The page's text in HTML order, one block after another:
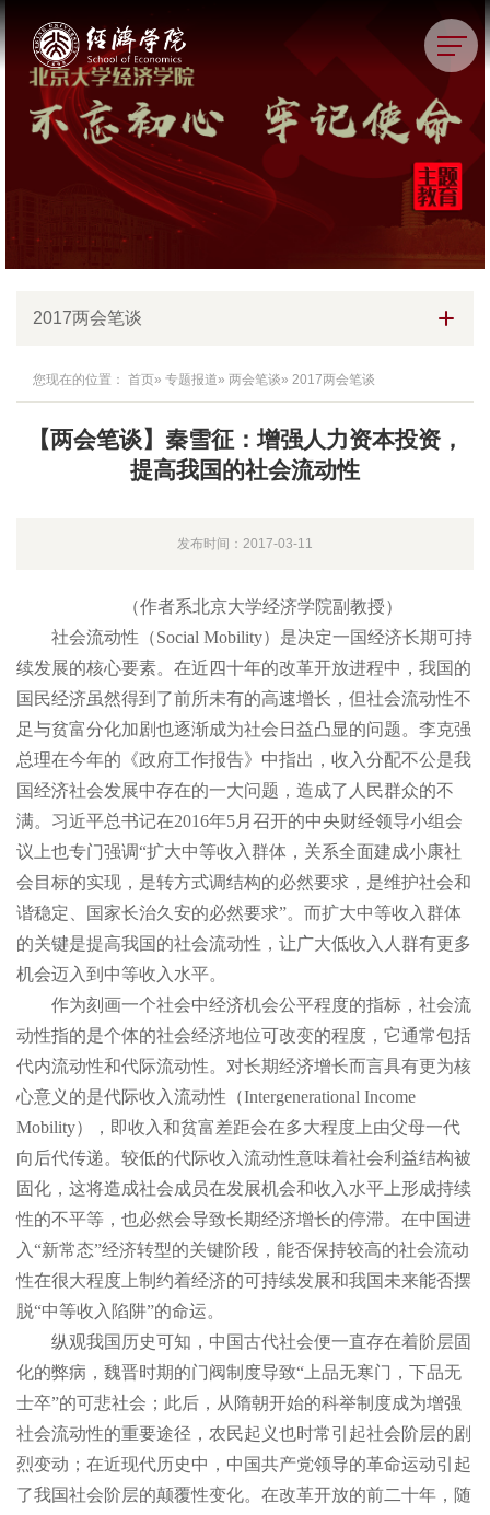
2017两会笔谈
您现在的位置： 首页» 专题报道» 两会笔谈» 2017两会笔谈
【两会笔谈】秦雪征：增强人力资本投资，
提高我国的社会流动性
发布时间：2017-03-11
（作者系北京大学经济学院副教授）
社会流动性（Social Mobility）是决定一国经济长期可持
续发展的核心要素。在近四十年的改革开放进程中，我国的
国民经济虽然得到了前所未有的高速增长，但社会流动性不
足与贫富分化加剧也逐渐成为社会日益凸显的问题。李克强
总理在今年的《政府工作报告》中指出，收入分配不公是我
国经济社会发展中存在的一大问题，造成了人民群众的不
满。习近平总书记在2016年5月召开的中央财经领导小组会
议上也专门强调“扩大中等收入群体，关系全面建成小康社
会目标的实现，是转方式调结构的必然要求，是维护社会和
谐稳定、国家长治久安的必然要求”。而扩大中等收入群体
的关键是提高我国的社会流动性，让广大低收入人群有更多
机会迈入到中等收入水平。
作为刻画一个社会中经济机会公平程度的指标，社会流
动性指的是个体的社会经济地位可改变的程度，它通常包括
代内流动性和代际流动性。对长期经济增长而言具有更为核
心意义的是代际收入流动性（Intergenerational Income
Mobility），即收入和贫富差距会在多大程度上由父母一代
向后代传递。较低的代际收入流动性意味着社会利益结构被
固化，这将造成社会成员在发展机会和收入水平上形成持续
性的不平等，也必然会导致长期经济增长的停滞。在中国进
入“新常态”经济转型的关键阶段，能否保持较高的社会流动
性在很大程度上制约着经济的可持续发展和我国未来能否摆
脱“中等收入陷阱”的命运。
纵观我国历史可知，中国古代社会便一直存在着阶层固
化的弊病，魏晋时期的门阀制度导致“上品无寒门，下品无
士卒”的可悲社会；此后，从隋朝开始的科举制度成为增强
社会流动性的重要途径，农民起义也时常引起社会阶层的剧
烈变动；在近现代历史中，中国共产党领导的革命运动引起
了我国社会阶层的颠覆性变化。在改革开放的前二十年，随